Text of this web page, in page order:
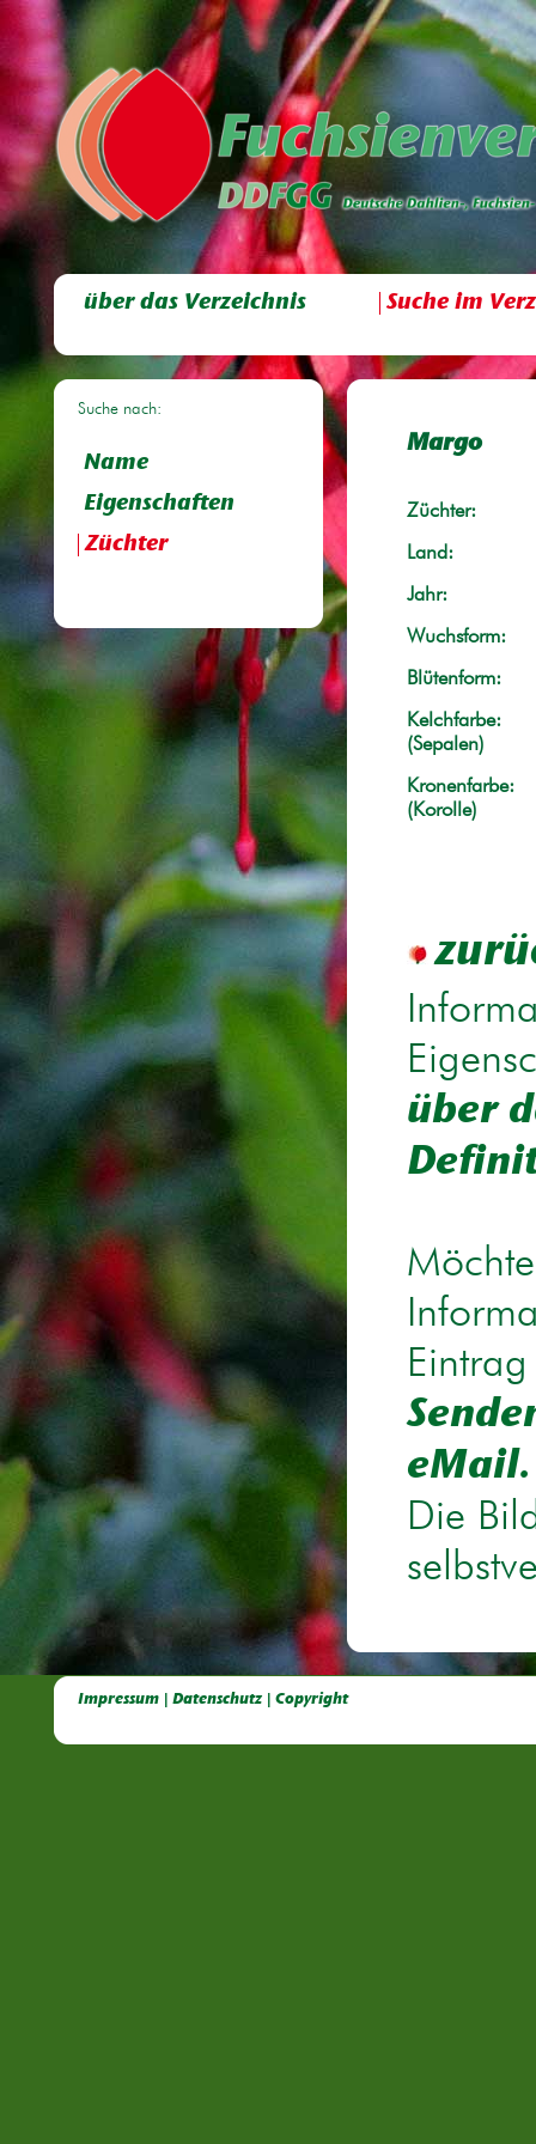
über das Verzeichnis Suche im
Suche nach:
Name
Eigenschaften
Züchter
Margo
Züchter:
Land:
Jahr:
Wuchsform:
Blütenform:
Kelchfarbe:
(Sepalen)
Kronenfarbe:
(Korolle)
über
eMail.
Die
Impressum | Datenschutz | Copyright